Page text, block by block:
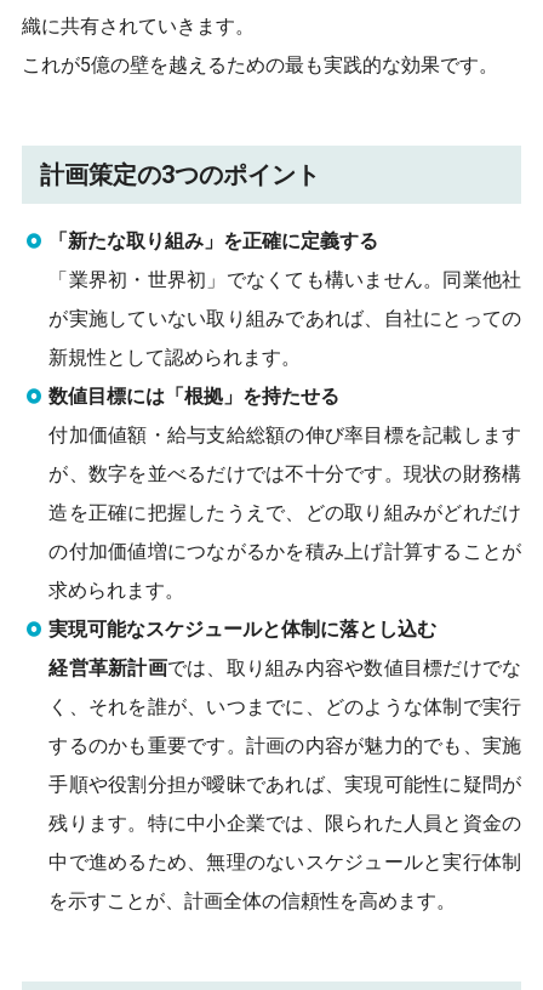
織に共有されていきます。
これが5億の壁を越えるための最も実践的な効果です。
計画策定の3つのポイント
「新たな取り組み」を正確に定義する
「業界初・世界初」でなくても構いません。同業他社
が実施していない取り組みであれば、自社にとっての
新規性として認められます。
数値目標には「根拠」を持たせる
付加価値額・給与支給総額の伸び率目標を記載します
が、数字を並べるだけでは不十分です。現状の財務構
造を正確に把握したうえで、どの取り組みがどれだけ
の付加価値増につながるかを積み上げ計算することが
求められます。
実現可能なスケジュールと体制に落とし込む
経営革新計画では、取り組み内容や数値目標だけでな
く、それを誰が、いつまでに、どのような体制で実行
するのかも重要です。計画の内容が魅力的でも、実施
手順や役割分担が曖昧であれば、実現可能性に疑問が
残ります。特に中小企業では、限られた人員と資金の
中で進めるため、無理のないスケジュールと実行体制
を示すことが、計画全体の信頼性を高めます。